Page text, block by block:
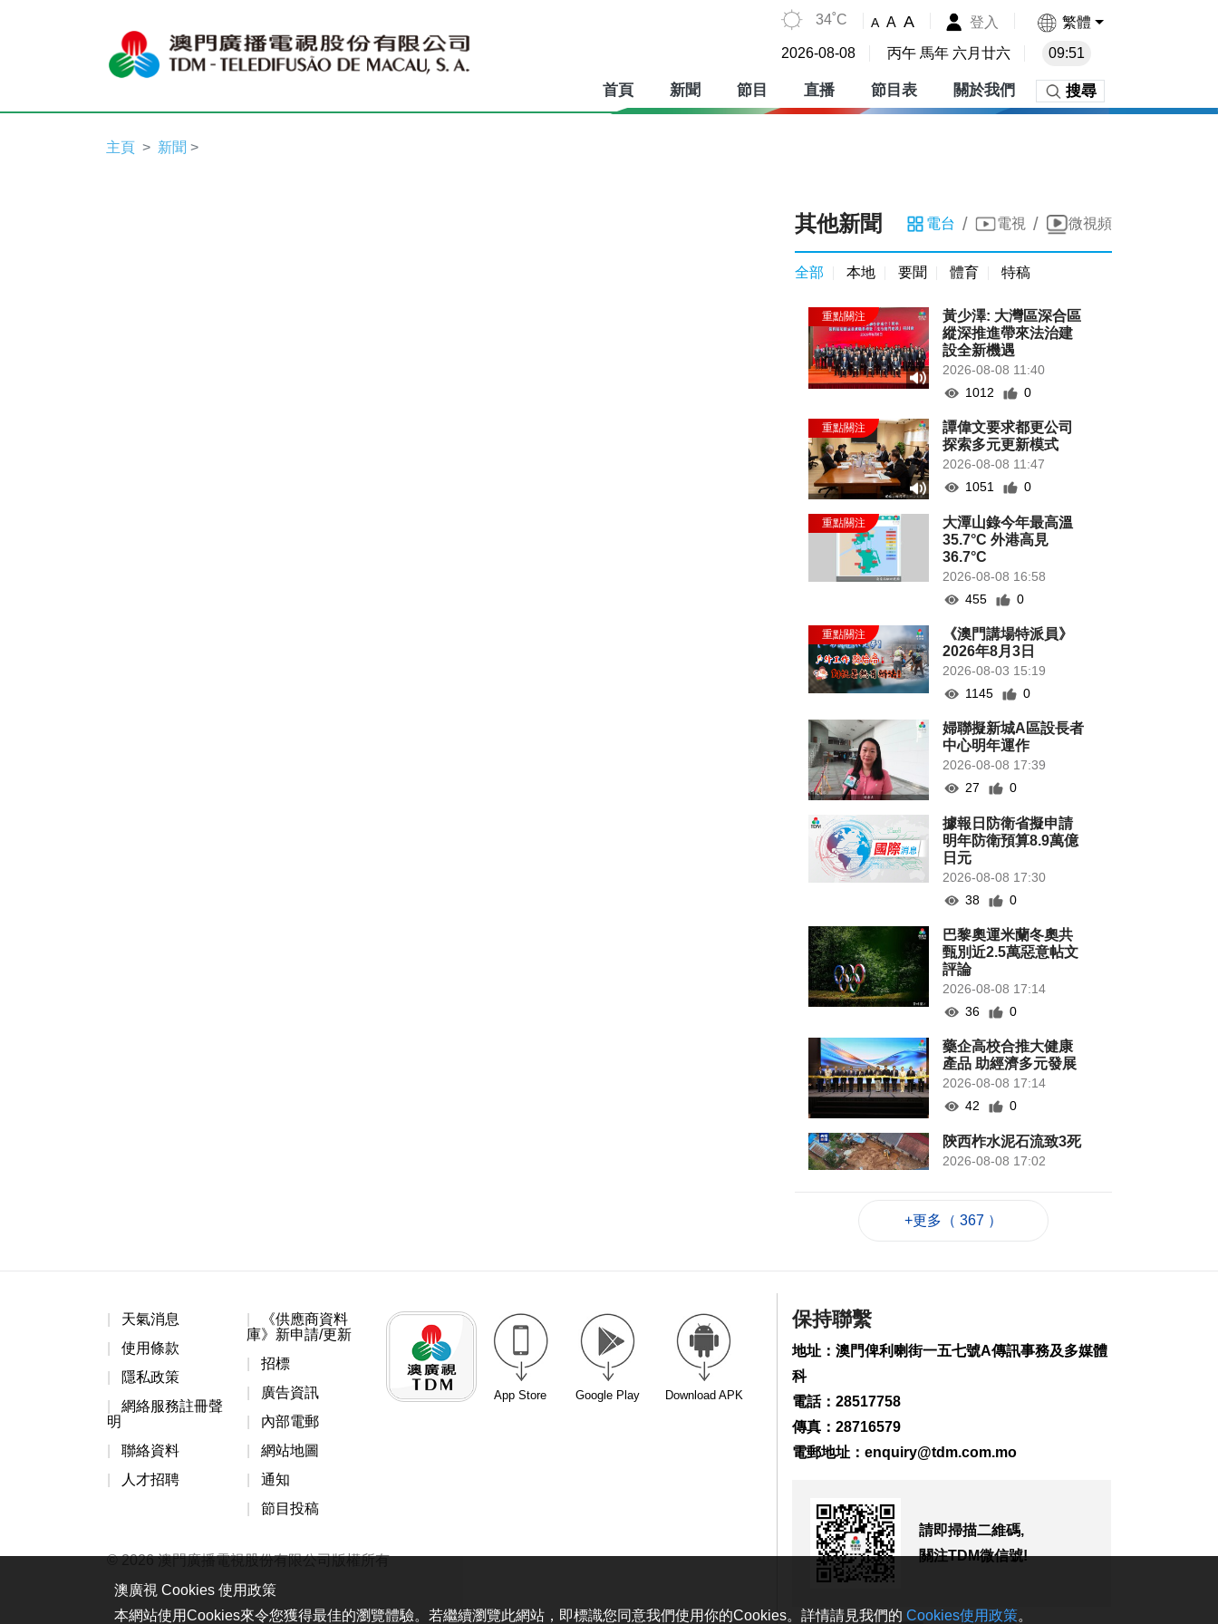
34˚C A A A 登入 繁體
2026-08-08 丙午 馬年 六月廿六 09:51
首頁 新聞 節目 直播 節目表 關於我們 搜尋
主頁 新聞 >
其他新聞 電台 / 電視 / 微視頻
全部 本地 要聞 體育 特稿
黃少澤: 大灣區深合區
縱深推進帶來法治建
設全新機遇
2026-08-08 11:40
1012
0
譚偉文要求都更公司
探索多元更新模式
2026-08-08 11:47
1051
0
大潭山錄今年最高溫
35.7°C 外港高見
36.7°C
2026-08-08 16:58
455
0
《澳門講場特派員》
2026年8月3日
2026-08-03 15:19
1145
0
婦聯擬新城A區設長者
中心明年運作
2026-08-08 17:39
27
0
據報日防衛省擬申請
明年防衛預算8.9萬億
日元
2026-08-08 17:30
38
0
巴黎奧運米蘭冬奧共
甄別近2.5萬惡意帖文
評論
2026-08-08 17:14
36
0
藥企高校合推大健康
產品 助經濟多元發展
2026-08-08 17:14
42
0
陝西柞水泥石流致3死
2026-08-08 17:02
匹克球體驗冀推體育
要性
需送院搶救
氹仔碼頭辦陀螺賽豐
富文旅體驗
2026-08-08 16:10
+更多（ 367 ）
天氣消息
使用條款
隱私政策
網絡服務註冊聲
明
聯絡資料
人才招聘
《供應商資料
庫》新申請/更新
招標
廣告資訊
內部電郵
網站地圖
通知
節目投稿
App Store Google Play Download APK
© 2026 澳門廣播電視股份有限公司版權所有
保持聯繫
地址：澳門俾利喇街一五七號A傳訊事務及多媒體
科
電話：28517758
傳真：28716579
電郵地址： enquiry@tdm.com.mo
請即掃描二維碼,
關注TDM微信號!
澳廣視 Cookies 使用政策
本網站使用Cookies來令您獲得最佳的瀏覽體驗。若繼續瀏覽此網站，即標識您同意我們使用你的Cookies。詳情請見我們的 Cookies使用政策。